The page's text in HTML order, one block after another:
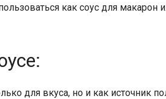
как соус для макарон
для вкуса, но и как источник